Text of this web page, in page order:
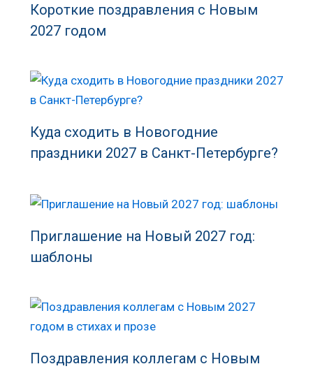
Короткие поздравления с Новым
2027 годом
Куда сходить в Новогодние
праздники 2027 в Санкт-Петербурге?
Приглашение на Новый 2027 год:
шаблоны
Поздравления коллегам с Новым